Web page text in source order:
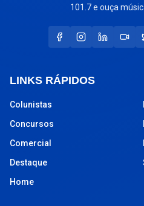
101.7 e ouça
LINKS RÁPIDOS
Colunistas
Concursos
Comercial
Destaque
Home